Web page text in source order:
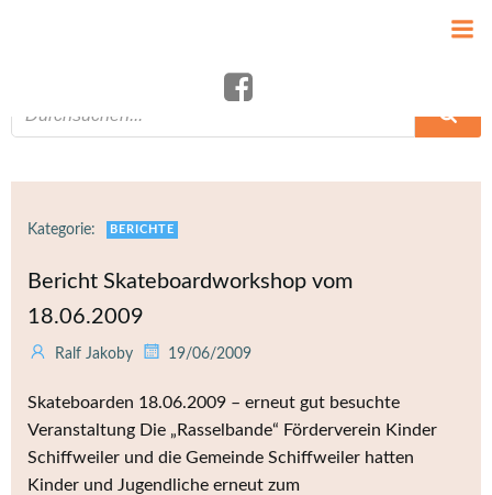
Kategorie: BERICHTE
Bericht Skateboardworkshop vom
18.06.2009
Ralf Jakoby 19/06/2009
Skateboarden 18.06.2009 – erneut gut besuchte
Veranstaltung Die „Rasselbande“ Förderverein Kinder
Schiffweiler und die Gemeinde Schiffweiler hatten
Kinder und Jugendliche erneut zum